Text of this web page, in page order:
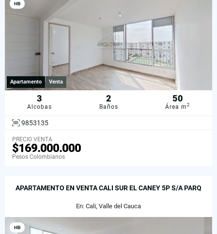
HB
Apartamento Venta
3
Alcobas
2
Baños
50
Área m2
9853135
PRECIO VENTA
$169.000.000
Pesos Colombianos
APARTAMENTO EN VENTA CALI SUR EL CANEY 5P S/A PARQ
En: Cali, Valle del Cauca
HB